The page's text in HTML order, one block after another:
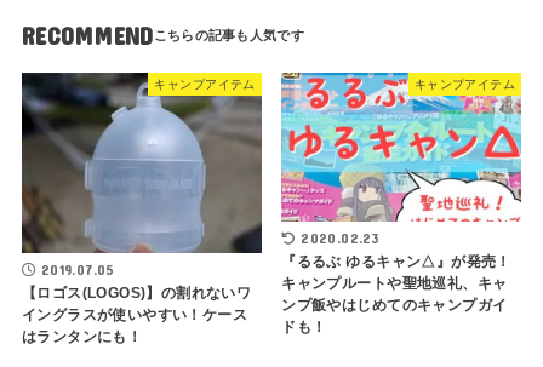
RECOMMEND
キャンプアイテム
2019.07.05
【ロゴス(LOGOS)】の割れないワ
イングラスが使いやすい！ケース
はランタンにも！
キャンプアイテム
2020.02.23
『るるぶ ゆるキャン△』が発売！
キャンプルートや聖地巡礼、キャ
ンプ飯やはじめてのキャンプガイ
ドも！